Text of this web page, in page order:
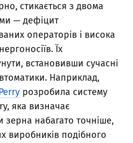
стикається з двома
— дефіцит
операторів і висока
Їх
встановивши сучасні
Наприклад,
розробила систему
яка визначає
зерна набагато точніше,
виробників подібного